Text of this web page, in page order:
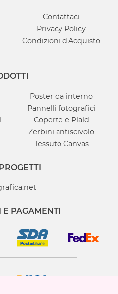
Contattaci
Privacy Policy
Condizioni d'Acquisto
Poster da interno
Pannelli fotografici
Coperte e Plaid
Zerbini antiscivolo
Tessuto Canvas
E PAGAMENTI